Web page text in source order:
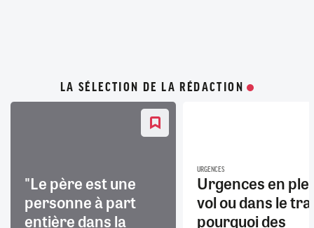
LA SÉLECTION DE LA RÉDACTION
"Le père est une
personne à part
entière dans la
URGENCES
Urgences en
vol ou dans le
pourquoi des